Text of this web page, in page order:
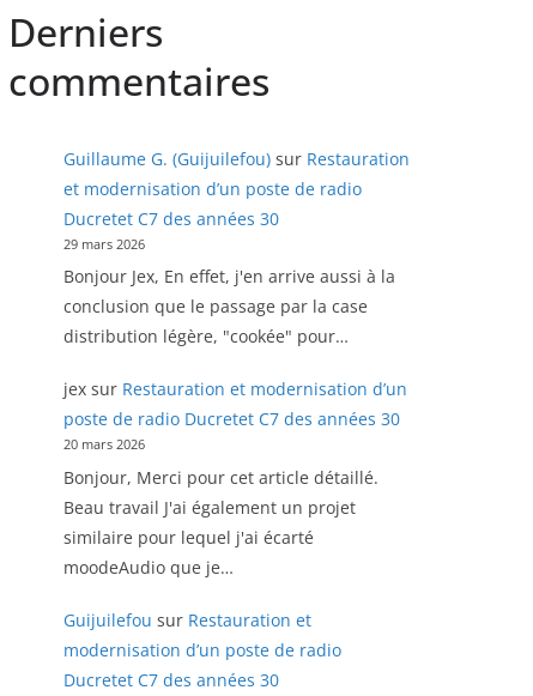
Derniers
commentaires
Guillaume G. (Guijuilefou)sur Restauration
et modernisation d’un poste de radio
Ducretet C7 des années 30
29 mars 2026
Bonjour Jex, En effet, j'en arrive aussi à la
conclusion que le passage par la case
distribution légère, "cookée" pour…
jexsur Restauration et modernisation d’un
poste de radio Ducretet C7 des années 30
20 mars 2026
Bonjour, Merci pour cet article détaillé.
Beau travail J'ai également un projet
similaire pour lequel j'ai écarté
moodeAudio que je…
Guijuilefou sur Restauration et
modernisation d’un poste de radio
Ducretet C7 des années 30